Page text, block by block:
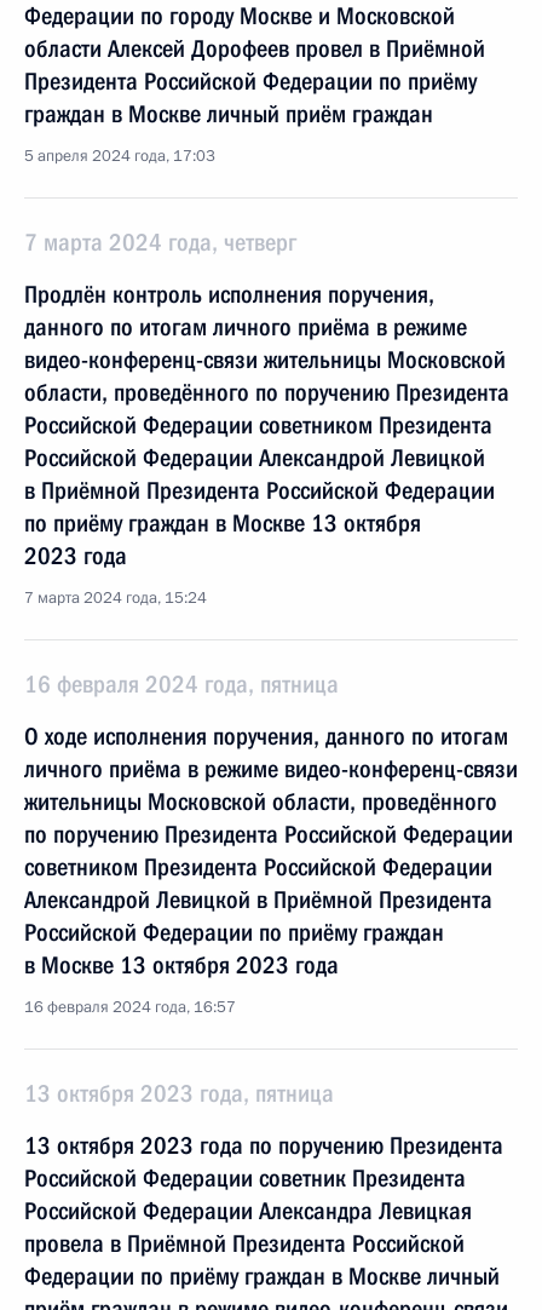
Федерации по городу Москве и Московской
области Алексей Дорофеев провел в Приёмной
Президента Российской Федерации по приёму
граждан в Москве личный приём граждан
5 апреля 2024 года, 17:03
7 марта 2024 года, четверг
Продлён контроль исполнения поручения,
данного по итогам личного приёма в режиме
видео-конференц-связи жительницы Московской
области, проведённого по поручению Президента
Российской Федерации советником Президента
Российской Федерации Александрой Левицкой
в Приёмной Президента Российской Федерации
по приёму граждан в Москве 13 октября
2023 года
7 марта 2024 года, 15:24
16 февраля 2024 года, пятница
О ходе исполнения поручения, данного по итогам
личного приёма в режиме видео-конференц-связи
жительницы Московской области, проведённого
по поручению Президента Российской Федерации
советником Президента Российской Федерации
Александрой Левицкой в Приёмной Президента
Российской Федерации по приёму граждан
в Москве 13 октября 2023 года
16 февраля 2024 года, 16:57
13 октября 2023 года, пятница
13 октября 2023 года по поручению Президента
Российской Федерации советник Президента
Российской Федерации Александра Левицкая
провела в Приёмной Президента Российской
Федерации по приёму граждан в Москве личный